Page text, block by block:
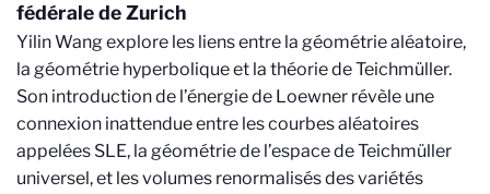
fédérale de Zurich
Yilin Wang explore les liens entre la géométrie aléatoire,
la géométrie hyperbolique et la théorie de Teichmüller.
Son introduction de l’énergie de Loewner révèle une
connexion inattendue entre les courbes aléatoires
appelées SLE, la géométrie de l’espace de Teichmüller
universel, et les volumes renormalisés des variétés